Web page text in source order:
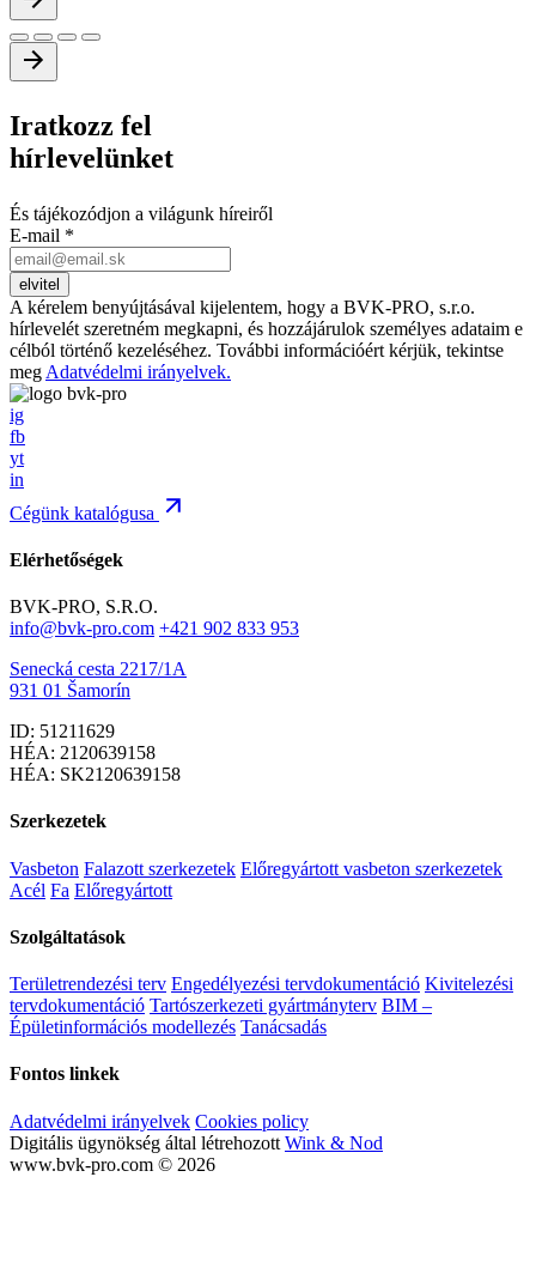
Iratkozz fel
hírlevelünket
És tájékozódjon a világunk híreiről
E-mail *
A kérelem benyújtásával kijelentem, hogy a BVK-PRO, s.r.o.
hírlevelét szeretném megkapni, és hozzájárulok személyes adataim e
célból történő kezeléséhez. További információért kérjük, tekintse
meg Adatvédelmi irányelvek.
ig
fb
yt
in
Cégünk katalógusa
Elérhetőségek
BVK-PRO, S.R.O.
info@bvk-pro.com +421 902 833 953
Senecká cesta 2217/1A
931 01 Šamorín
ID: 51211629
HÉA: 2120639158
HÉA: SK2120639158
Szerkezetek
Vasbeton Falazott szerkezetek Előregyártott vasbeton szerkezetek
Acél Fa Előregyártott
Szolgáltatások
Területrendezési terv Engedélyezési tervdokumentáció Kivitelezési
tervdokumentáció Tartószerkezeti gyártmányterv BIM –
Épületinformációs modellezés Tanácsadás
Fontos linkek
Adatvédelmi irányelvek Cookies policy
Digitális ügynökség által létrehozott Wink & Nod
www.bvk-pro.com © 2026